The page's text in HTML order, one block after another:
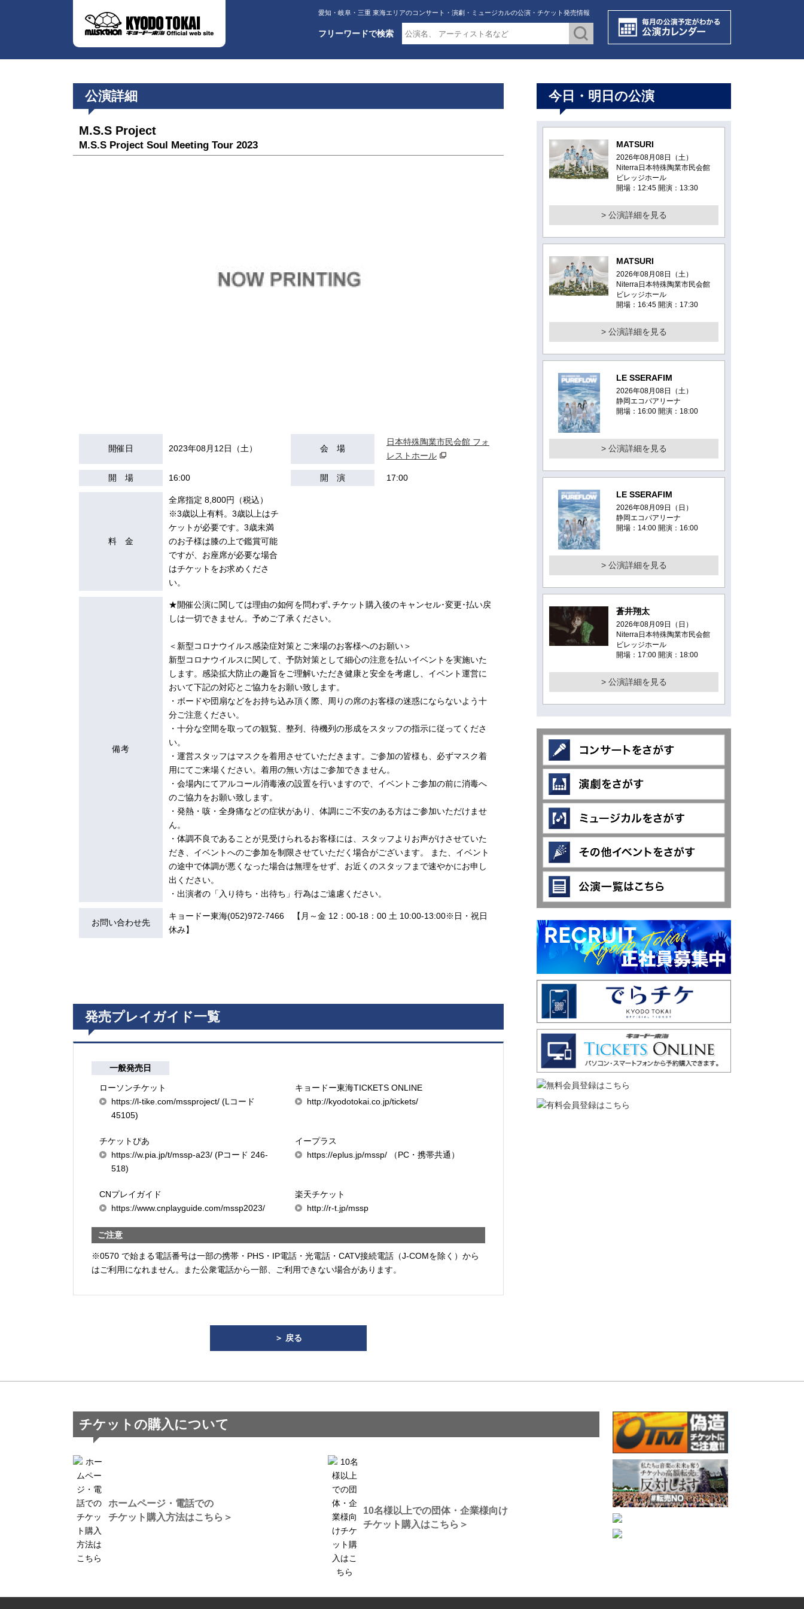
愛知・岐阜・三重 東海エリアのコンサート・演劇・ミュージカルの公演・チケット発売情報
フリーワードで検索
公演詳細
M.S.S Project
M.S.S Project Soul Meeting Tour 2023
開催日 2023年08月12日（土） 会 場
日本特殊陶業市民会館 フォ
レストホール
開 場 16:00 開 演 17:00
料 金
全席指定 8,800円（税込）
※3歳以上有料。3歳以上はチ
ケットが必要です。3歳未満
のお子様は膝の上で鑑賞可能
ですが、お座席が必要な場合
はチケットをお求めくださ
い。
備考
★開催公演に関しては理由の如何を問わず､チケット購入後のキャンセル･変更･払い戻
しは一切できません。予めご了承ください。
＜新型コロナウイルス感染症対策とご来場のお客様へのお願い＞
新型コロナウイルスに関して、予防対策として細心の注意を払いイベントを実施いた
します。感染拡大防止の趣旨をご理解いただき健康と安全を考慮し、イベント運営に
おいて下記の対応とご協力をお願い致します。
・ボードや団扇などをお持ち込み頂く際、周りの席のお客様の迷惑にならないよう十
分ご注意ください。
・十分な空間を取っての観覧、整列、待機列の形成をスタッフの指示に従ってくださ
い。
・運営スタッフはマスクを着用させていただきます。ご参加の皆様も、必ずマスク着
用にてご来場ください。着用の無い方はご参加できません。
・会場内にてアルコール消毒液の設置を行いますので、イベントご参加の前に消毒へ
のご協力をお願い致します。
・発熱・咳・全身痛などの症状があり、体調にご不安のある方はご参加いただけませ
ん。
・体調不良であることが見受けられるお客様には、スタッフよりお声がけさせていた
だき、イベントへのご参加を制限させていただく場合がございます。 また、イベント
の途中で体調が悪くなった場合は無理をせず、お近くのスタッフまで速やかにお申し
出ください。
・出演者の「入り待ち・出待ち」行為はご遠慮ください。
お問い合わせ先
キョードー東海(052)972-7466 【月～金 12：00-18：00 土 10:00-13:00※日・祝日
休み】
発売プレイガイド一覧
一般発売日
ローソンチケット
https://l-tike.com/mssproject/ (Lコード
45105)
キョードー東海TICKETS ONLINE
http://kyodotokai.co.jp/tickets/
チケットぴあ
https://w.pia.jp/t/mssp-a23/ (Pコード 246-
518)
イープラス
https://eplus.jp/mssp/ （PC・携帯共通）
CNプレイガイド
https://www.cnplayguide.com/mssp2023/
楽天チケット
http://r-t.jp/mssp
ご注意
※0570 で始まる電話番号は一部の携帯・PHS・IP電話・光電話・CATV接続電話（J-COMを除く）から
はご利用になれません。また公衆電話から一部、ご利用できない場合があります。
＞ 戻る
今日・明日の公演
MATSURI
2026年08月08日（土）
Niterra日本特殊陶業市民会館
ビレッジホール
開場：12:45 開演：13:30
> 公演詳細を見る
MATSURI
2026年08月08日（土）
Niterra日本特殊陶業市民会館
ビレッジホール
開場：16:45 開演：17:30
> 公演詳細を見る
LE SSERAFIM
2026年08月08日（土）
静岡エコパアリーナ
開場：16:00 開演：18:00
> 公演詳細を見る
LE SSERAFIM
2026年08月09日（日）
静岡エコパアリーナ
開場：14:00 開演：16:00
> 公演詳細を見る
蒼井翔太
2026年08月09日（日）
Niterra日本特殊陶業市民会館
ビレッジホール
開場：17:00 開演：18:00
> 公演詳細を見る
チケットの購入について
ホームページ・電話での
チケット購入方法はこちら＞
10名様以上での団体・企業様向け
チケット購入はこちら＞